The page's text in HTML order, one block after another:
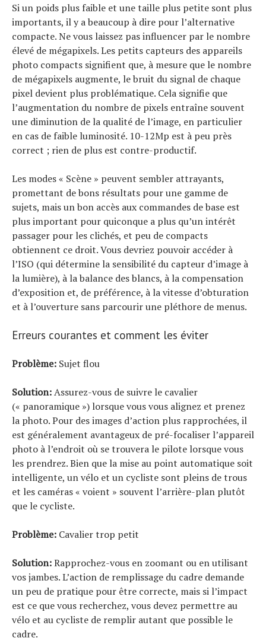
Si un poids plus faible et une taille plus petite sont plus
importants, il y a beaucoup à dire pour l’alternative
compacte. Ne vous laissez pas influencer par le nombre
élevé de mégapixels. Les petits capteurs des appareils
photo compacts signifient que, à mesure que le nombre
de mégapixels augmente, le bruit du signal de chaque
pixel devient plus problématique. Cela signifie que
l’augmentation du nombre de pixels entraîne souvent
une diminution de la qualité de l’image, en particulier
en cas de faible luminosité. 10-12Mp est à peu près
correct ; rien de plus est contre-productif.
Les modes « Scène » peuvent sembler attrayants,
promettant de bons résultats pour une gamme de
sujets, mais un bon accès aux commandes de base est
plus important pour quiconque a plus qu’un intérêt
passager pour les clichés, et peu de compacts
obtiennent ce droit. Vous devriez pouvoir accéder à
l’ISO (qui détermine la sensibilité du capteur d’image à
la lumière), à ​​la balance des blancs, à la compensation
d’exposition et, de préférence, à la vitesse d’obturation
et à l’ouverture sans parcourir une pléthore de menus.
Erreurs courantes et comment les éviter
Problème: Sujet flou
Solution:Assurez-vous de suivre le cavalier
(« panoramique ») lorsque vous vous alignez et prenez
la photo. Pour des images d’action plus rapprochées, il
est généralement avantageux de pré-focaliser l’appareil
photo à l’endroit où se trouvera le pilote lorsque vous
les prendrez. Bien que la mise au point automatique soit
intelligente, un vélo et un cycliste sont pleins de trous
et les caméras « voient » souvent l’arrière-plan plutôt
que le cycliste.
Problème: Cavalier trop petit
Solution:Rapprochez-vous en zoomant ou en utilisant
vos jambes. L’action de remplissage du cadre demande
un peu de pratique pour être correcte, mais si l’impact
est ce que vous recherchez, vous devez permettre au
vélo et au cycliste de remplir autant que possible le
cadre.